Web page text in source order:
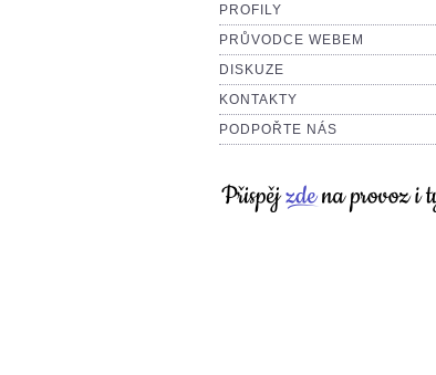
PROFILY
PRŮVODCE WEBEM
DISKUZE
KONTAKTY
PODPOŘTE NÁS